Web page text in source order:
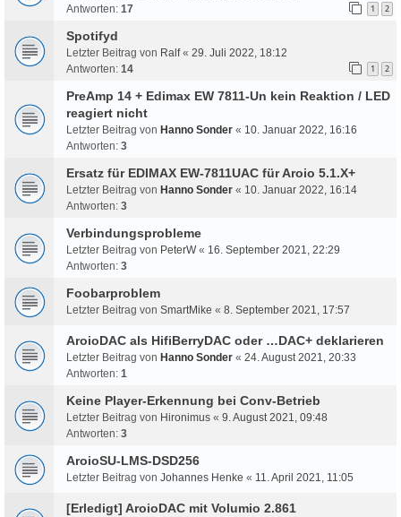
Antworten: 17 1 2
Spotifyd
Letzter Beitrag von Ralf« 29. Juli 2022, 18:12
Antworten: 14 1 2
PreAmp 14 + Edimax EW 7811-Un kein Reaktion / LED
reagiert nicht
Letzter Beitrag von Hanno Sonder « 10. Januar 2022, 16:16
Antworten: 3
Ersatz für EDIMAX EW-7811UAC für Aroio 5.1.X+
Letzter Beitrag von Hanno Sonder « 10. Januar 2022, 16:14
Antworten: 3
Verbindungsprobleme
Letzter Beitrag von PeterW« 16. September 2021, 22:29
Antworten: 3
Foobarproblem
Letzter Beitrag von SmartMike « 8. September 2021, 17:57
AroioDAC als HifiBerryDAC oder …DAC+ deklarieren
Letzter Beitrag von Hanno Sonder « 24. August 2021, 20:33
Antworten: 1
Keine Player-Erkennung bei Conv-Betrieb
Letzter Beitrag von Hironimus « 9. August 2021, 09:48
Antworten: 3
AroioSU-LMS-DSD256
Letzter Beitrag von Johannes Henke « 11. April 2021, 11:05
[Erledigt] AroioDAC mit Volumio 2.861